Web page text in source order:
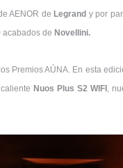
AENOR deLegrand y por
acabados de Novellini.
Premios AÚNA. En esta
calienteNuos Plus S2 WIFI ,